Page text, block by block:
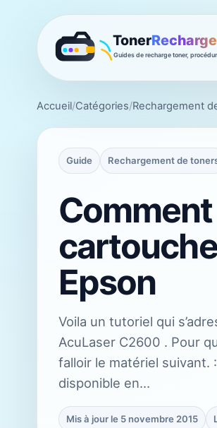
Accueil/Catégories/Rechargement
Guide Rechargement de
Epson
Voila un tutoriel qui
AcuLaser C2600 . Pour
falloir le matériel suivant.
disponible en…
Mis à jour le 5 novembre 2015